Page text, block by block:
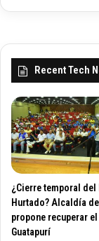
Recent Tech
¿Cierre temporal del
Hurtado? Alcaldía
propone recuperar
Guatapurí